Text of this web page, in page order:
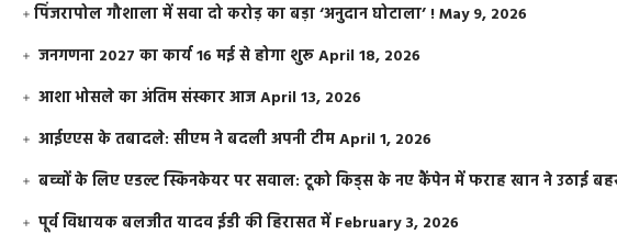
​पिंजरापोल गौशाला में सवा दो करोड़ का बड़ा ‘अनुदान घोटाला’ !May 9, 2026
जनगणना 2027 का कार्य 16 मई से होगा शुरूApril 18, 2026
आशा भोसले का अंतिम संस्कार आजApril 13, 2026
आईएएस के तबादले: सीएम ने बदली अपनी टीमApril 1, 2026
बच्चों के लिए एडल्ट स्किनकेयर पर सवाल: टूको किड्स के नए कैंपेन में फराह खान ने उठाई
पूर्व विधायक बलजीत यादव ईडी की हिरासत में February 3, 2026